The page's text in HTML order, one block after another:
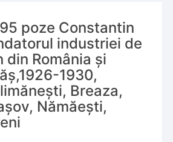
poze Constantin
industriei de
din România și
1930,
Breaza,
Nămăești,